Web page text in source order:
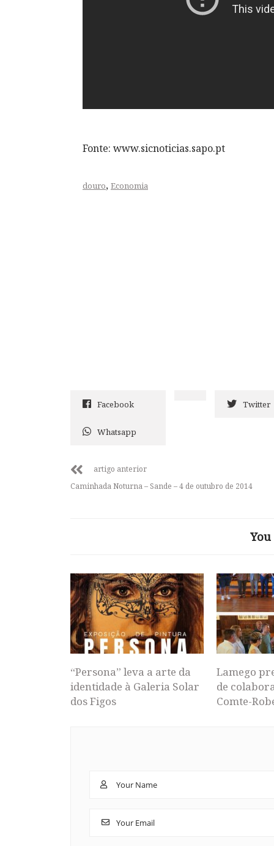
Fonte: www.sicnoticias.sapo.pt
douro, Economia
Facebook Twitter
Whatsapp
artigo anterior
Caminhada Noturna – Sande – 4 de outubro de 2014
“Persona” leva a arte da
identidade à Galeria Solar
dos Figos
Lamego
de
Comte-